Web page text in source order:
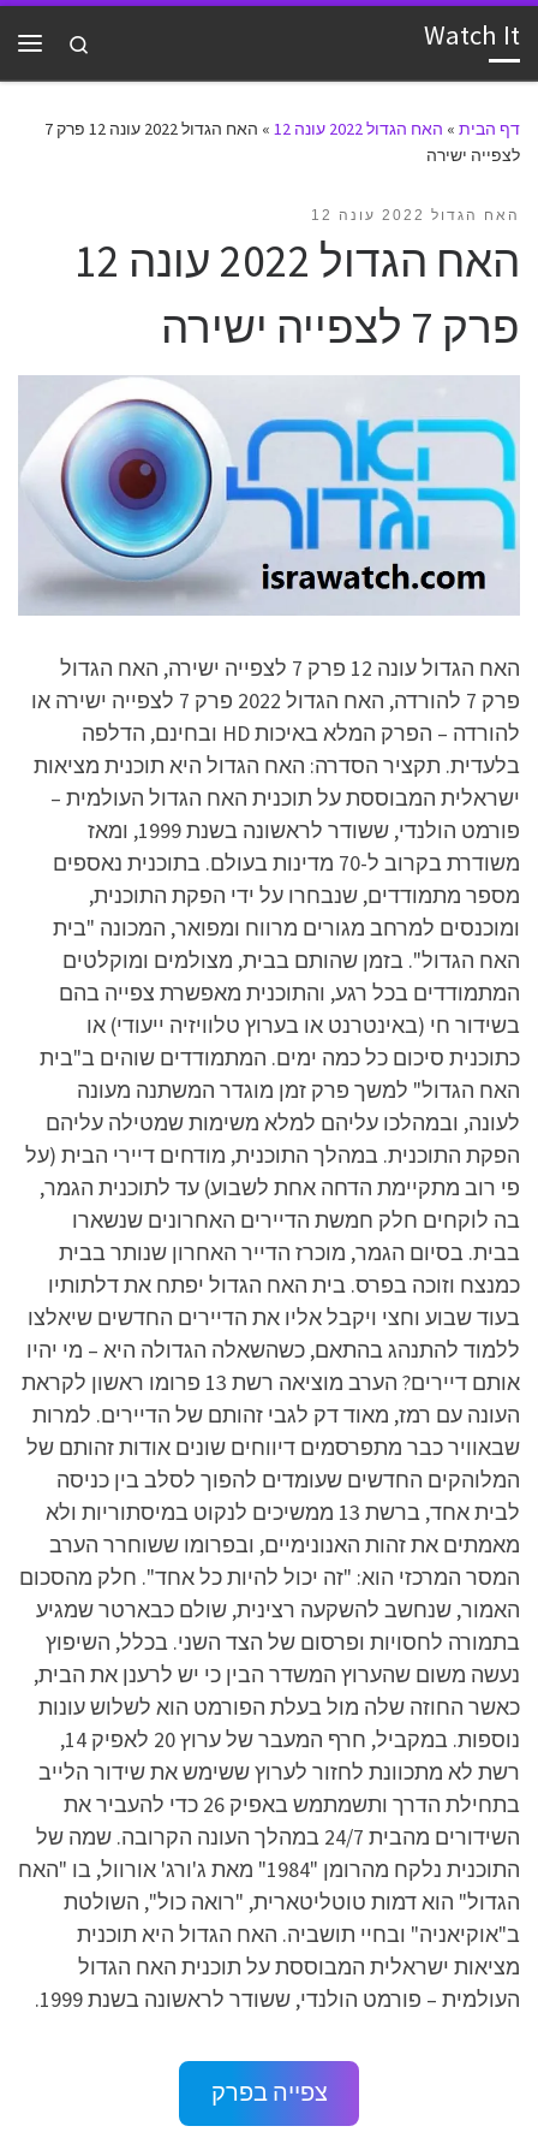
דלג לתוכן Watch It
Search
דף הבית » האח הגדול 2022 עונה 12 »
האח הגדול 2022 עונה 12 פרק 7
לצפייה ישירה
האח הגדול 2022 עונה 12
האח הגדול 2022 עונה 12
פרק 7 לצפייה ישירה
האח הגדול עונה 12 פרק 7 לצפייה ישירה, האח הגדול
פרק 7 להורדה, האח הגדול 2022 פרק 7 לצפייה ישירה או
להורדה – הפרק המלא באיכות HD ובחינם, הדלפה
בלעדית. תקציר הסדרה: האח הגדול היא תוכנית מציאות
ישראלית המבוססת על תוכנית האח הגדול העולמית –
פורמט הולנדי, ששודר לראשונה בשנת 1999, ומאז
משודרת בקרוב ל-70 מדינות בעולם. בתוכנית נאספים
מספר מתמודדים, שנבחרו על ידי הפקת התוכנית,
ומוכנסים למרחב מגורים מרווח ומפואר, המכונה "בית
האח הגדול". בזמן שהותם בבית, מצולמים ומוקלטים
המתמודדים בכל רגע, והתוכנית מאפשרת צפייה בהם
בשידור חי (באינטרנט או בערוץ טלוויזיה ייעודי) או
כתוכנית סיכום כל כמה ימים. המתמודדים שוהים ב"בית
האח הגדול" למשך פרק זמן מוגדר המשתנה מעונה
לעונה, ובמהלכו עליהם למלא משימות שמטילה עליהם
הפקת התוכנית. במהלך התוכנית, מודחים דיירי הבית (על
פי רוב מתקיימת הדחה אחת לשבוע) עד לתוכנית הגמר,
בה לוקחים חלק חמשת הדיירים האחרונים שנשארו
בבית. בסיום הגמר, מוכרז הדייר האחרון שנותר בבית
כמנצח וזוכה בפרס. בית האח הגדול יפתח את דלתותיו
בעוד שבוע וחצי ויקבל אליו את הדיירים החדשים שיאלצו
ללמוד להתנהג בהתאם, כשהשאלה הגדולה היא – מי יהיו
אותם דיירים? הערב מוציאה רשת 13 פרומו ראשון לקראת
העונה עם רמז, מאוד דק לגבי זהותם של הדיירים. למרות
שבאוויר כבר מתפרסמים דיווחים שונים אודות זהותם של
המלוהקים החדשים שעומדים להפוך לסלב בין כניסה
לבית אחד, ברשת 13 ממשיכים לנקוט במיסתוריות ולא
מאמתים את זהות האנונימיים, ובפרומו ששוחרר הערב
המסר המרכזי הוא: "זה יכול להיות כל אחד". חלק מהסכום
האמור, שנחשב להשקעה רצינית, שולם כבארטר שמגיע
בתמורה לחסויות ופרסום של הצד השני. בכלל, השיפוץ
נעשה משום שהערוץ המשדר הבין כי יש לרענן את הבית,
כאשר החוזה שלה מול בעלת הפורמט הוא לשלוש עונות
נוספות. במקביל, חרף המעבר של ערוץ 20 לאפיק 14,
רשת לא מתכוונת לחזור לערוץ ששימש את שידור הלייב
בתחילת הדרך ותשמתמש באפיק 26 כדי להעביר את
השידורים מהבית 24/7 במהלך העונה הקרובה. שמה של
התוכנית נלקח מהרומן "1984" מאת ג'ורג' אורוול, בו "האח
הגדול" הוא דמות טוטליטארית, "רואה כול", השולטת
ב"אוקיאניה" ובחיי תושביה. האח הגדול היא תוכנית
מציאות ישראלית המבוססת על תוכנית האח הגדול
העולמית – פורמט הולנדי, ששודר לראשונה בשנת 1999.
צפייה בפרק